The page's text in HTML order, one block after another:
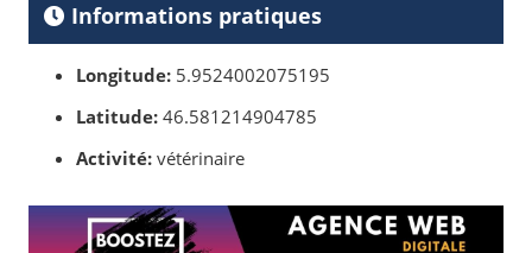
Informations pratiques
Longitude: 5.9524002075195
Latitude: 46.581214904785
Activité: vétérinaire